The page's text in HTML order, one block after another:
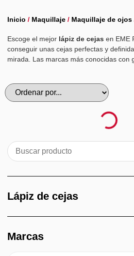
Inicio / Maquillaje / Maquillaje de ojos
Escoge el mejor lápiz de cejas en EME
conseguir unas cejas perfectas y
mirada. Las marcas más conocidas con
Lápiz de cejas
Marcas